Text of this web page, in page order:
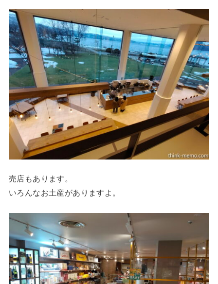
売店もあります。
いろんなお土産がありますよ。